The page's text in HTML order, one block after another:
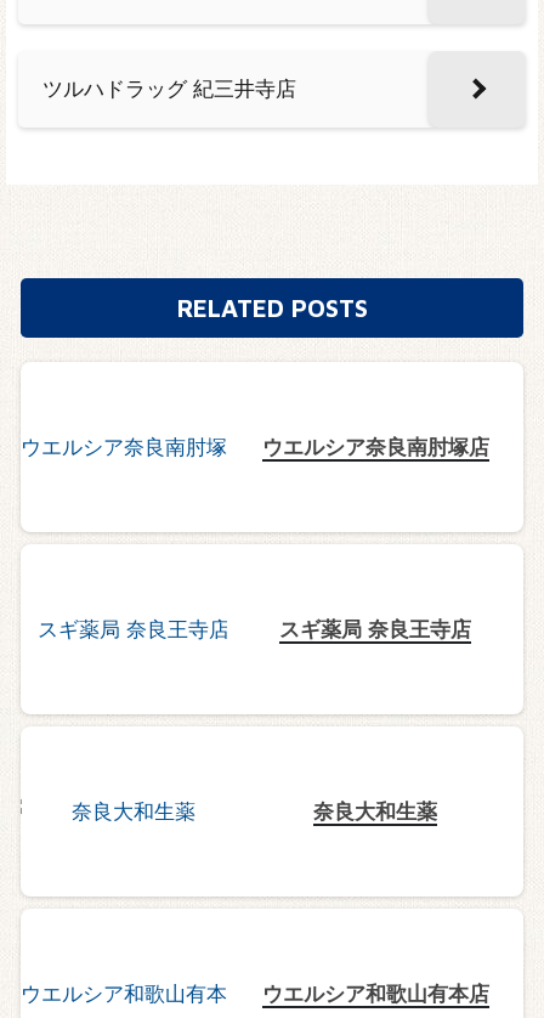
ツルハドラッグ 紀三井寺店
RELATED POSTS
ウエルシア奈良南肘塚店
スギ薬局 奈良王寺店
奈良大和生薬
ウエルシア和歌山有本店